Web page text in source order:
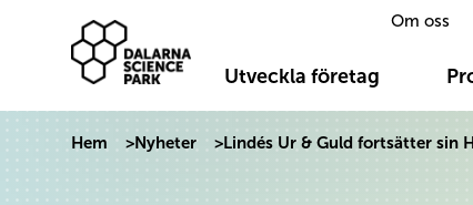
Hoppa till innehåll
Om oss
Dalarna Science Park
Utveckla företag
Hem >Nyheter >Lindés Ur & Guld fortsätter sin